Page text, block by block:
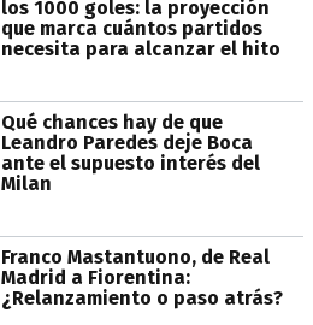
los 1000 goles: la proyección
que marca cuántos partidos
necesita para alcanzar el hito
Qué chances hay de que
Leandro Paredes deje Boca
ante el supuesto interés del
Milan
Franco Mastantuono, de Real
Madrid a Fiorentina:
¿Relanzamiento o paso atrás?